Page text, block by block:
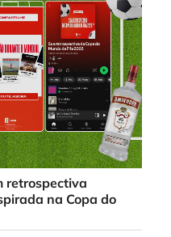
retrospectiva
na Copa do